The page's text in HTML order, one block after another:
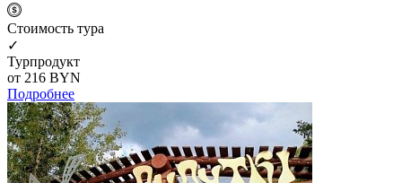
Cтоимость тура
✓
Турпродукт
от 216 BYN
Подробнее